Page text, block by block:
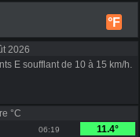
°F
2026
E soufflant de 10 à 15 km/h.
°C
06:19
11.4°